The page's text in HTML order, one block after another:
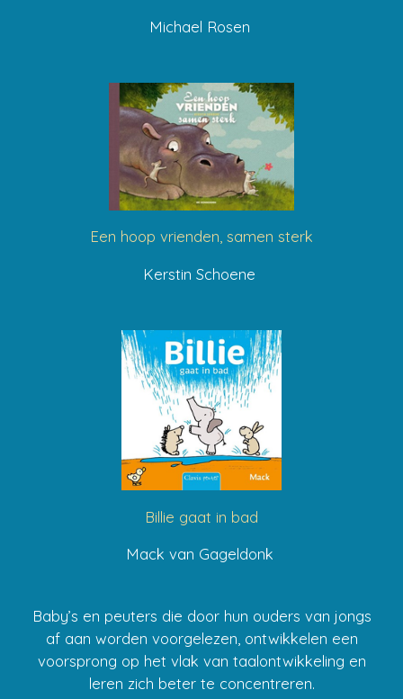
Michael Rosen
Een hoop vrienden, samen sterk
Kerstin Schoene
Billie gaat in bad
Mack van Gageldonk
Baby’s en peuters die door hun ouders van jongs
af aan worden voorgelezen, ontwikkelen een
voorsprong op het vlak van taalontwikkeling en
leren zich beter te concentreren.